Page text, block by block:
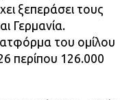
ξεπεράσει τους
Γερμανία.
του ομίλου
περίπου 126.000